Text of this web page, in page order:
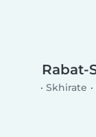
Skhirate